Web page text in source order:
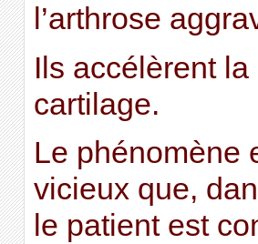
l’arthrose
Ils accélèrent
cartilage.
Le phénomène
vicieux que,
le patient est